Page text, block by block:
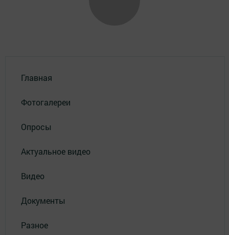
Главная
Фотогалереи
Опросы
Актуальное видео
Видео
Документы
Разное